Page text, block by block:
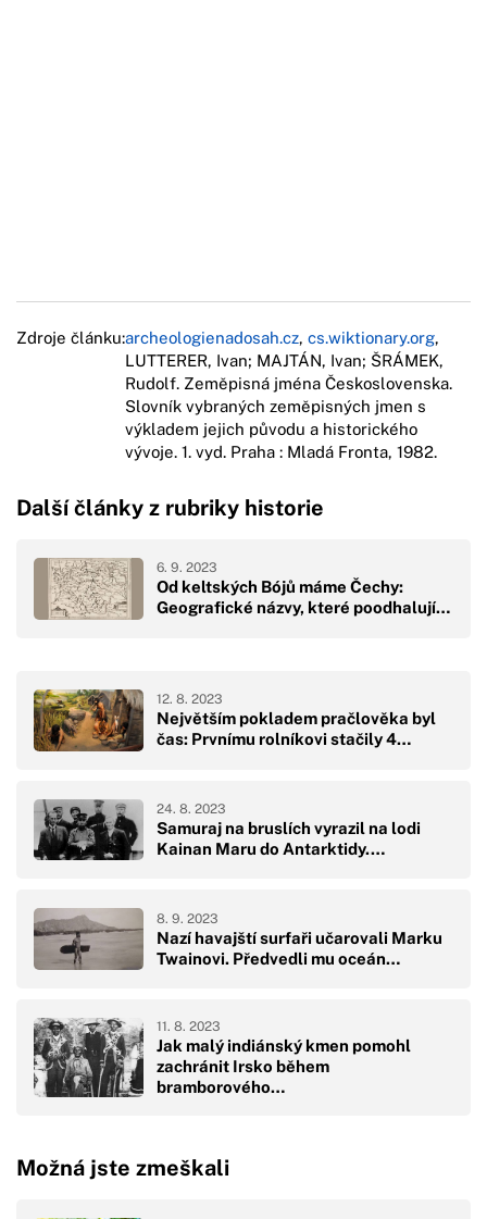
Zdroje článku:archeologienadosah.cz, cs.wiktionary.org,
LUTTERER, Ivan; MAJTÁN, Ivan; ŠRÁMEK,
Rudolf. Zeměpisná jména Československa.
Slovník vybraných zeměpisných jmen s
výkladem jejich původu a historického
vývoje. 1. vyd. Praha : Mladá Fronta, 1982.
Další články z rubriky historie
Od keltských Bójů máme Čechy:
Geografické názvy, které poodhalují…
6. 9. 2023
Největším pokladem pračlověka byl
čas: Prvnímu rolníkovi stačily 4…
12. 8. 2023
Samuraj na bruslích vyrazil na lodi
Kainan Maru do Antarktidy.…
24. 8. 2023
Nazí havajští surfaři učarovali Marku
Twainovi. Předvedli mu oceán…
8. 9. 2023
Jak malý indiánský kmen pomohl
zachránit Irsko během
bramborového…
11. 8. 2023
Možná jste zmeškali